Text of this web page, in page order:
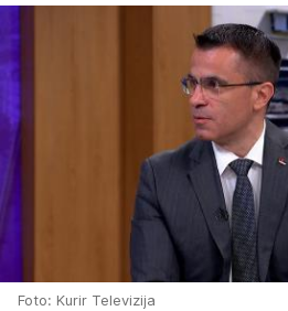
Foto: Kurir Televizija